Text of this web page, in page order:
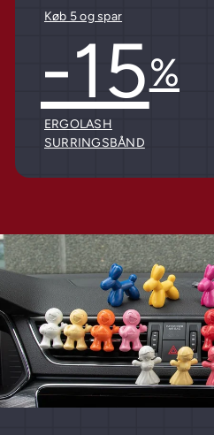
Køb 5 og spar
-15%
ERGOLASH
SURRINGSBÅND